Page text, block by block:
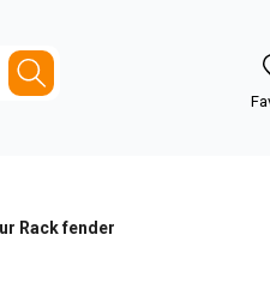
Rack fender